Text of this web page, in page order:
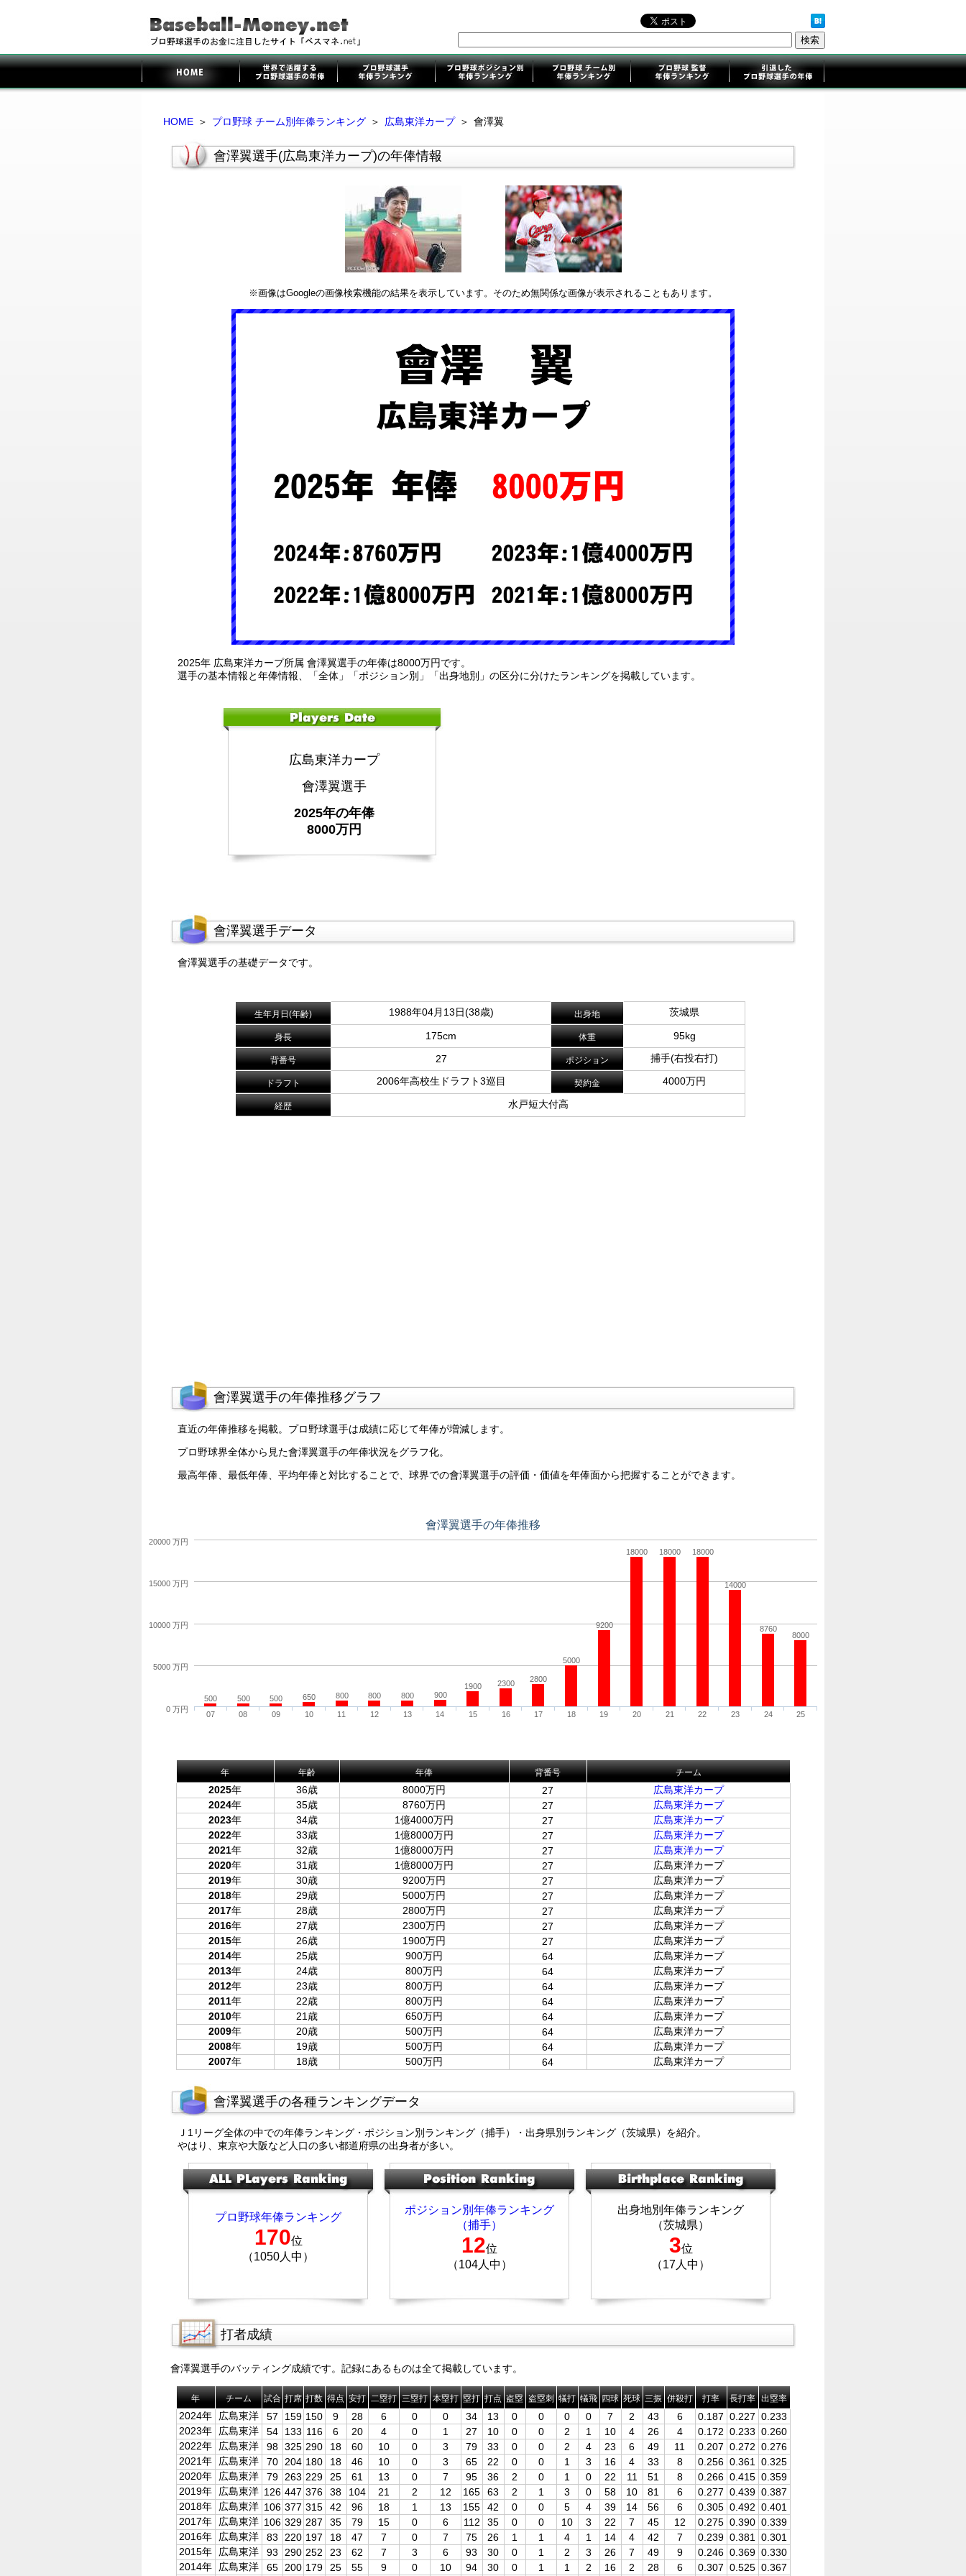
HOME ＞ プロ野球 チーム別年俸ランキング ＞ 広島東洋カープ ＞ 會澤翼
會澤翼選手(広島東洋カープ)の年俸情報
※画像はGoogleの画像検索機能の結果を表示しています。そのため無関係な画像が表示されることもあります。
2025年 広島東洋カープ所属 會澤翼選手の年俸は8000万円です。
選手の基本情報と年俸情報、「全体」「ポジション別」「出身地別」の区分に分けたランキングを掲載しています。
広島東洋カープ
會澤翼選手
2025年の年俸
8000万円
會澤翼選手データ
會澤翼選手の基礎データです。
生年月日(年齢) 1988年04月13日(38歳) 出身地 茨城県
身長 175cm 体重 95kg
背番号 27 ポジション 捕手(右投右打)
ドラフト 2006年高校生ドラフト3巡目 契約金 4000万円
経歴 水戸短大付高
會澤翼選手の年俸推移グラフ
直近の年俸推移を掲載。プロ野球選手は成績に応じて年俸が増減します。
プロ野球界全体から見た會澤翼選手の年俸状況をグラフ化。
最高年俸、最低年俸、平均年俸と対比することで、球界での會澤翼選手の評価・価値を年俸面から把握することができます。
會澤翼選手の年俸推移
500 500 500 650 800 800 800 900
1900 2300 2800
5000
9200
18000 18000 18000
14000
8760
8000
07 08 09 10 11 12 13 14 15 16 17 18 19 20 21 22 23 24 25
0 万円
5000 万円
10000 万円
15000 万円
20000 万円
年 年齢 年俸 背番号 チーム
2025年 36歳 8000万円 27
広島東洋カープ
2024年 35歳 8760万円 27
広島東洋カープ
2023年 34歳 1億4000万円 27
広島東洋カープ
2022年 33歳 1億8000万円 27
広島東洋カープ
2021年 32歳 1億8000万円 27
広島東洋カープ
2020年 31歳 1億8000万円 27
広島東洋カープ
2019年 30歳 9200万円 27
広島東洋カープ
2018年 29歳 5000万円 27
広島東洋カープ
2017年 28歳 2800万円 27
広島東洋カープ
2016年 27歳 2300万円 27
広島東洋カープ
2015年 26歳 1900万円 27
広島東洋カープ
2014年 25歳 900万円 64
広島東洋カープ
2013年 24歳 800万円 64
広島東洋カープ
2012年 23歳 800万円 64
広島東洋カープ
2011年 22歳 800万円 64
広島東洋カープ
2010年 21歳 650万円 64
広島東洋カープ
2009年 20歳 500万円 64
広島東洋カープ
2008年 19歳 500万円 64
広島東洋カープ
2007年 18歳 500万円 64 広島東洋カープ
會澤翼選手の各種ランキングデータ
Ｊ1リーグ全体の中での年俸ランキング・ポジション別ランキング（捕手）・出身県別ランキング（茨城県）を紹介。
やはり、東京や大阪など人口の多い都道府県の出身者が多い。
プロ野球年俸ランキング
170位
（1050人中）
ポジション別年俸ランキング
（捕手）
12位
（104人中）
出身地別年俸ランキング
（茨城県）
3位
（17人中）
打者成績
會澤翼選手のバッティング成績です。記録にあるものは全て掲載しています。
年 チーム 試合 打席 打数 得点 安打 二塁打 三塁打 本塁打 塁打 打点 盗塁 盗塁刺 犠打 犠飛 四球 死球 三振 併殺打 打率 長打率 出塁率
2024年 広島東洋 57 159 150 9 28 6 0 0 34 13 0 0 0 0 7 2 43 6 0.187 0.227 0.233
2023年
広島東洋 54 133 116 6 20 4 0 1 27 10 0 0 2 1 10 4 26 4 0.172 0.233 0.260
2022年
広島東洋 98 325 290 18 60 10 0 3 79 33 0 0 2 4 23 6 49 11 0.207 0.272 0.276
2021年
広島東洋 70 204 180 18 46 10 0 3 65 22 0 0 1 3 16 4 33 8 0.256 0.361 0.325
2020年
広島東洋 79 263 229 25 61 13 0 7 95 36 2 0 1 0 22 11 51 8 0.266 0.415 0.359
2019年
広島東洋 126 447 376 38 104 21 2 12 165 63 2 1 3 0 58 10 81 6 0.277 0.439 0.387
2018年
広島東洋 106 377 315 42 96 18 1 13 155 42 0 0 5 4 39 14 56 6 0.305 0.492 0.401
2017年
広島東洋 106 329 287 35 79 15 0 6 112 35 0 0 10 3 22 7 45 12 0.275 0.390 0.339
2016年
広島東洋 83 220 197 18 47 7 0 7 75 26 1 1 4 1 14 4 42 7 0.239 0.381 0.301
2015年
広島東洋 93 290 252 23 62 7 3 6 93 30 0 1 2 3 26 7 49 9 0.246 0.369 0.330
2014年
広島東洋 65 200 179 25 55 9 0 10 94 30 0 1 1 2 16 2 28 6 0.307 0.525 0.367